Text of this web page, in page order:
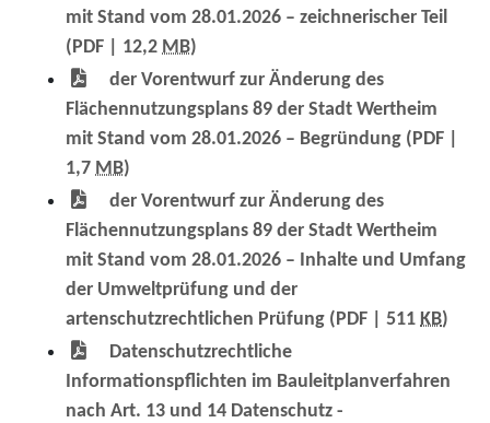
mit Stand vom 28.01.2026 – zeichnerischer Teil
(PDF | 12,2 MB)
der Vorentwurf zur Änderung des
Flächennutzungsplans 89 der Stadt Wertheim
mit Stand vom 28.01.2026 – Begründung (PDF |
1,7 MB)
der Vorentwurf zur Änderung des
Flächennutzungsplans 89 der Stadt Wertheim
mit Stand vom 28.01.2026 – Inhalte und Umfang
der Umweltprüfung und der
artenschutzrechtlichen Prüfung (PDF | 511 KB)
Datenschutzrechtliche
Informationspflichten im Bauleitplanverfahren
nach Art. 13 und 14 Datenschutz -